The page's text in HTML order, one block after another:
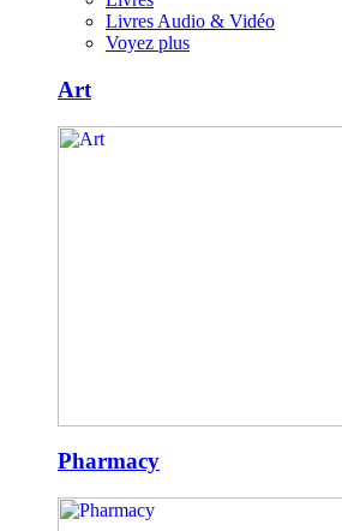
Livres Audio & Vidéo
Voyez plus
Art
Pharmacy